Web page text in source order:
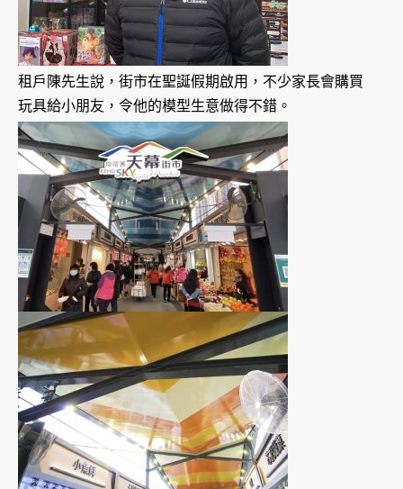
租戶陳先生說，街市在聖誕假期啟用，不少家長會購買
玩具給小朋友，令他的模型生意做得不錯。